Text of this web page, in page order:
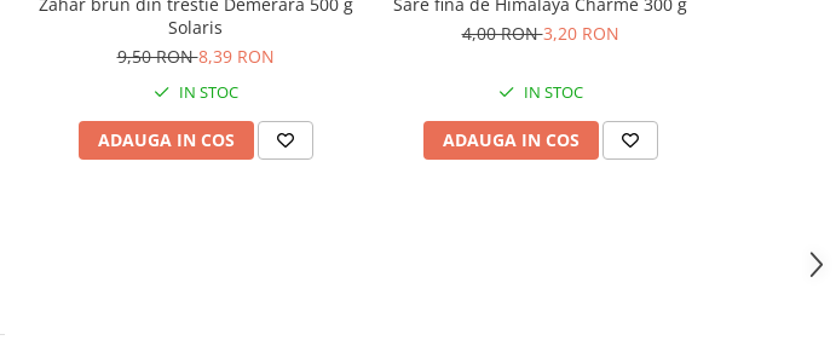
Solaris
9,50 RON8,39 RON
IN STOC
ADAUGA IN COS
4,00 RON3,20 RON
IN STOC
ADAUGA IN COS